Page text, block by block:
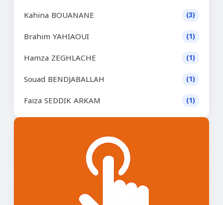
Kahina BOUANANE (3)
Brahim YAHIAOUI (1)
Hamza ZEGHLACHE (1)
Souad BENDJABALLAH (1)
Faiza SEDDIK ARKAM (1)